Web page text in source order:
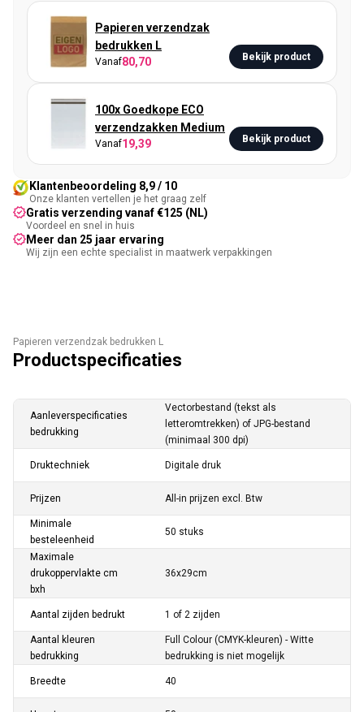
Papieren verzendzak
bedrukken L
Vanaf80,70 Bekijk product
100x Goedkope ECO
verzendzakken Medium
Vanaf19,39 Bekijk product
Klantenbeoordeling 8,9 / 10
Onze klanten vertellen je het graag zelf
Gratis verzending vanaf €125 (NL)
Voordeel en snel in huis
Meer dan 25 jaar ervaring
Wij zijn een echte specialist in maatwerk verpakkingen
Papieren verzendzak bedrukken L
Productspecificaties
Aanleverspecificaties
bedrukking
Vectorbestand (tekst als
letteromtrekken) of JPG-bestand
(minimaal 300 dpi)
Druktechniek Digitale druk
Prijzen All-in prijzen excl. Btw
Minimale
besteleenheid
50 stuks
Maximale
drukoppervlakte cm
bxh
36x29cm
Aantal zijden bedrukt 1 of 2 zijden
Aantal kleuren
bedrukking
Full Colour (CMYK-kleuren) - Witte
bedrukking is niet mogelijk
Breedte 40